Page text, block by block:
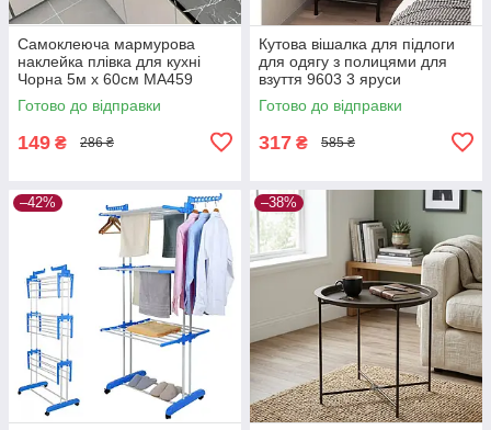
Самоклеюча мармурова
наклейка плівка для кухні
Чорна 5м х 60см MA459
Готово до відправки
149 ₴ 286 ₴
Кутова вішалка для підлоги
для одягу з полицями для
взуття 9603 3 яруси
170х43х43 см
Готово до відправки
317 ₴ 585 ₴
–42% –38%